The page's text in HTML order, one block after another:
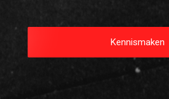
Kennismaken